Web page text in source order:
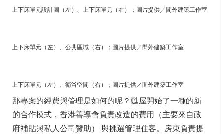
上下床單元設計圖（左）、上下床單元（右）；圖片提供／間外建築工作室
上下床單元（左）、公共區域（右）；圖片提供／間外建築工作室
上下床單元（左）、衛浴空間（右）；圖片提供／間外建築工作室
那專案的經費與管理是如何的呢？甦屋開始了一種的新
的合作模式，香港善導會負責改造的費用（主要來自政
府補貼與私人公司贊助） 與挑選管理住客。房東負責提